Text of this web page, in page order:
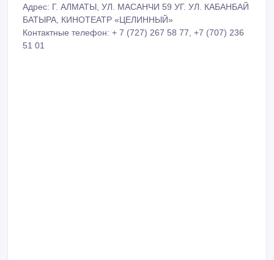
Адрес: Г. АЛМАТЫ, УЛ. МАСАНЧИ 59 УГ. УЛ. КАБАНБАЙ
БАТЫРА, КИНОТЕАТР «ЦЕЛИННЫЙ»
Контактные телефон: + 7 (727) 267 58 77, +7 (707) 236
51 01